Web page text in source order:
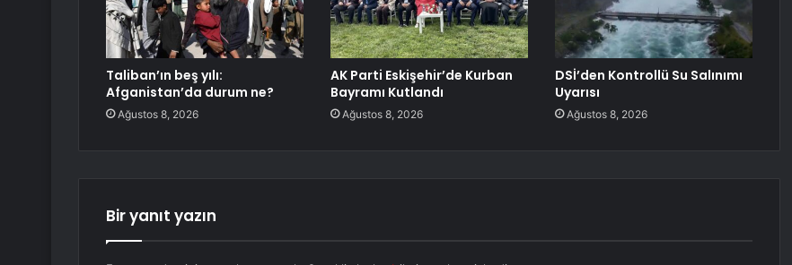
Taliban’ın beş yılı:
Afganistan’da durum ne?
Ağustos 8, 2026
AK Parti Eskişehir’de Kurban
Bayramı Kutlandı
Ağustos 8, 2026
DSİ’den Kontrollü Su Salınımı
Uyarısı
Ağustos 8, 2026
Bir yanıt yazın